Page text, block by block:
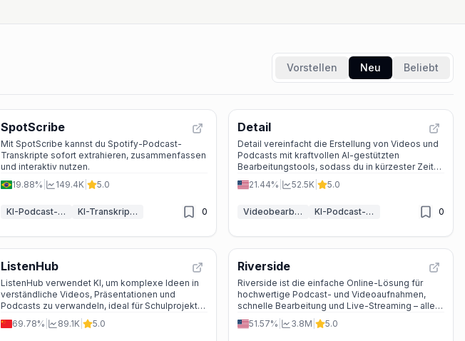
Vorstellen Neu Beliebt
SpotScribe
Mit SpotScribe kannst du Spotify-Podcast-
Transkripte sofort extrahieren, zusammenfassen
und interaktiv nutzen.
19.88%
149.4K 5.0
KI-Podcast-Assistent KI-Transkriptor 0
Detail
Detail vereinfacht die Erstellung von Videos und
Podcasts mit kraftvollen AI-gestützten
Bearbeitungstools, sodass du in kürzester Zeit
hochwertige Inhalte erstellen kannst.
21.44% 52.5K 5.0
Videobearbeitung KI-Podcast-Assistent 0
ListenHub
ListenHub verwendet KI, um komplexe Ideen in
verständliche Videos, Präsentationen und
Podcasts zu verwandeln, ideal für Schulprojekte,
berufliche Präsentationen und mehr.
69.78% 89.1K 5.0
Riverside
Riverside ist die einfache Online-Lösung für
hochwertige Podcast- und Videoaufnahmen,
schnelle Bearbeitung und Live-Streaming – alles
mit KI-Unterstützung und ohne technische
Hürden.
51.57% 3.8M 5.0